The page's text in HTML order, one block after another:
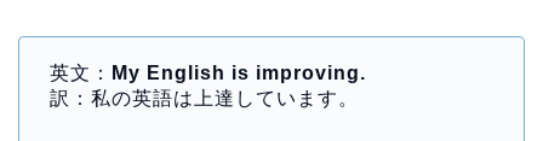
英文：
My English is improving.
訳：私の英語は上達しています。